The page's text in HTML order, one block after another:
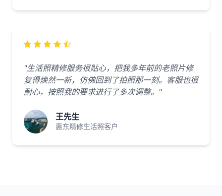
"生活照精修服务很贴心，把我多年前的老照片修
复得焕然一新，仿佛回到了拍照那一刻。客服也很
耐心，按照我的要求进行了多次调整。"
王先生
惠东精修生活照客户